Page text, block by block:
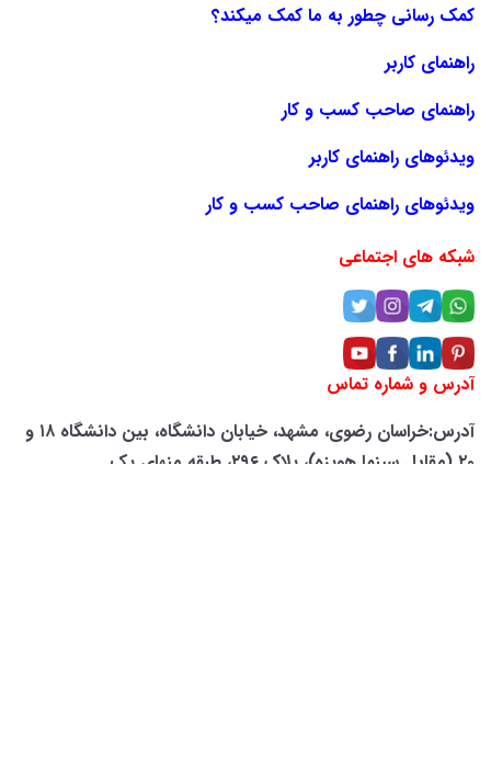
کمک رسانی چطور به ما کمک میکند؟
راهنمای کاربر
راهنمای صاحب کسب و کار
ویدئوهای راهنمای کاربر
ویدئوهای راهنمای صاحب کسب و کار
شبکه های اجتماعی
آدرس و شماره تماس
آدرس:خراسان رضوی، مشهد، خیابان دانشگاه، بین دانشگاه ۱۸ و
۲۰ (مقابل سینما هویزه)، پلاک ۲۹۶، طبقه منهای یک